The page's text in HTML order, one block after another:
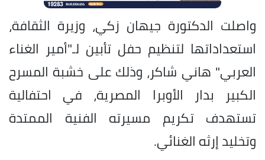
واصلت الدكتورة جيهان زكي، وزيرة الثقافة،
استعداداتها لتنظيم حفل تأبين لـ"أمير الغناء
العربي" هاني شاكر، وذلك على خشبة المسرح
الكبير بدار الأوبرا المصرية، في احتفالية
تستهدف تكريم مسيرته الفنية الممتدة
وتخليد إرثه الغنائي.